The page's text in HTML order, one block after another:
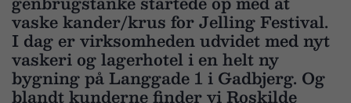
vaske kander/krus for Jelling Festival.
I dag er virksomheden udvidet med nyt
vaskeri og lagerhotel i en helt ny
bygning på Langgade 1 i Gadbjerg. Og
blandt kunderne finder vi Roskilde